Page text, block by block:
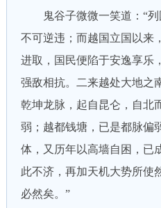
鬼谷子微微一笑道：“列
不可逆违；而越国立国以来
进取，国民便陷于安逸享乐
强敌相抗。二来越处大地之
乾坤龙脉，起自昆仑，自北
弱；越都钱塘，已是都脉偏
体，又历年以高墙自困，已
此不济，再加天机大势所使
必然矣。”